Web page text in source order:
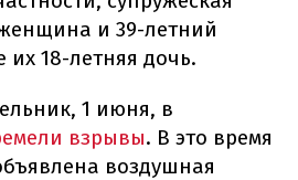
и 39-летний
18-летняя дочь.
1 июня, в
взрывы. В это время
воздушная